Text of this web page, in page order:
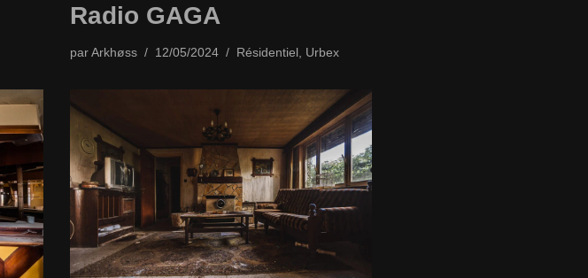
Radio GAGA
parArkhøss 12/05/2024 Résidentiel, Urbex